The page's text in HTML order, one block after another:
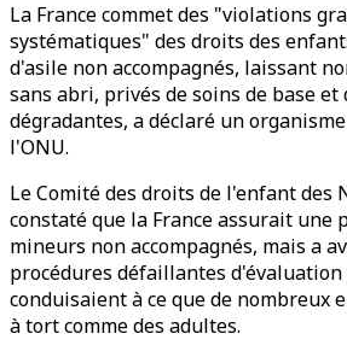
La France commet des "violations
systématiques" des droits des
d'asile non accompagnés, laissant
sans abri, privés de soins de base et
dégradantes, a déclaré un
l'ONU.
Le Comité des droits de l'enfant des
constaté que la France assurait une
mineurs non accompagnés, mais a
procédures défaillantes d'évaluation
conduisaient à ce que de nombreux
à tort comme des adultes.